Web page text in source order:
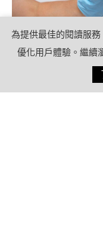
為提供最佳的閱讀服
優化用戶體驗。繼續